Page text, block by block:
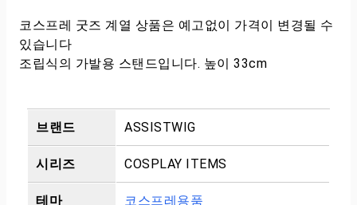
코스프레 굿즈 계열 상품은 예고없이 가격이 변경될 수
있습니다
조립식의 가발용 스탠드입니다. 높이 33cm
브랜드 ASSISTWIG
시리즈 COSPLAY ITEMS
테마 코스프레용품